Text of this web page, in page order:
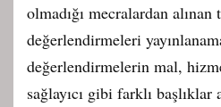
olmadığı mecralardan alınan
değerlendirmeleri
değerlendirmelerin mal,
sağlayıcı gibi farklı başlıklar